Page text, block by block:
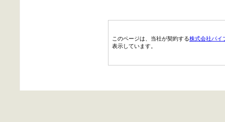
このページは、当社が契約する株式会社パイ
表示しています。